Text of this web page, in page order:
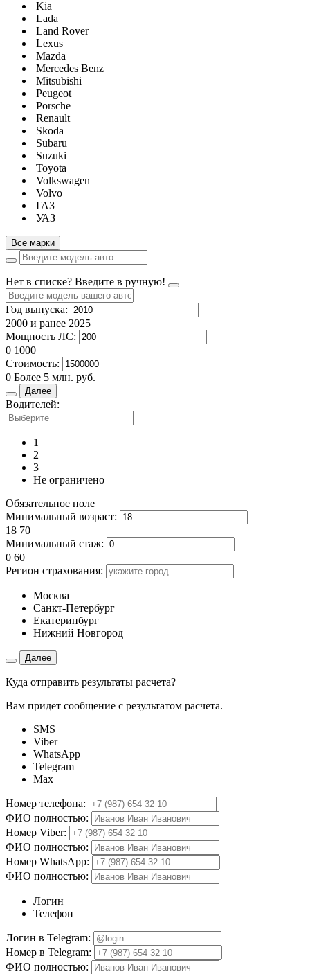
Kia
Lada
Land Rover
Lexus
Mazda
Mercedes Benz
Mitsubishi
Peugeot
Porsche
Renault
Skoda
Subaru
Suzuki
Toyota
Volkswagen
Volvo
ГАЗ
УАЗ
Все марки
Нет в списке? Введите в ручную!
Год выпуска:
2000 и ранее 2025
Мощность ЛС:
0 1000
Стоимость:
0 Более 5 млн. руб.
Далее
Водителей:
1
2
3
Не ограничено
Обязательное поле
Минимальный возраст:
18 70
Минимальный стаж:
0 60
Регион страхования:
Москва
Санкт-Петербург
Екатеринбург
Нижний Новгород
Далее
Куда отправить результаты расчета?
Вам придет сообщение с результатом расчета.
SMS
Viber
WhatsApp
Telegram
Max
Номер телефона:
ФИО полностью:
Номер Viber:
ФИО полностью:
Номер WhatsApp:
ФИО полностью:
Логин
Телефон
Логин в Telegram:
Номер в Telegram:
ФИО полностью: